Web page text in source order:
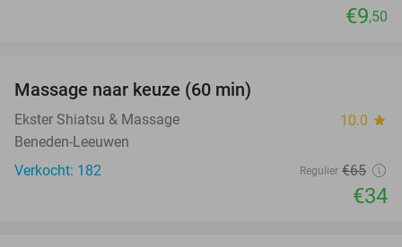
€9,50
Massage naar keuze (60 min)
Ekster Shiatsu & Massage 10.0 star
Beneden-Leeuwen
Verkocht: 182
Regulier €65
€34